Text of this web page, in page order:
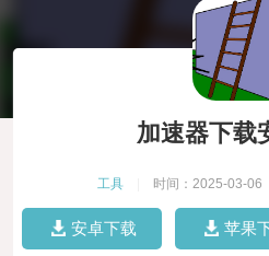
加速器下载
工具 时间：2025-03-06
安卓下载 苹果